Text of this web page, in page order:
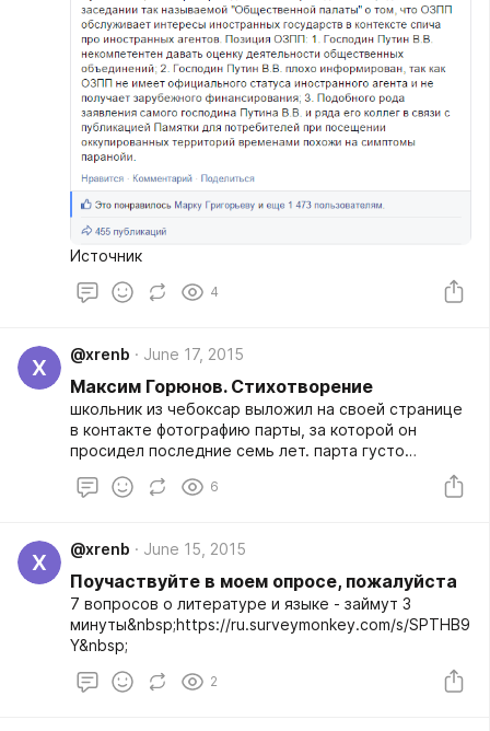
Источник
4
X
@xrenb June 17, 2015
Максим Горюнов. Стихотворение
школьник из чебоксар выложил на своей странице
в контакте фотографию парты, за которой он
просидел последние семь лет. парта густо
кавказскими и анти-семитскими лозунгами,
на четырёх углах перочинным ножом вырезаны
воровские звёзды, верхнюю сторону украшает
фраза - не верь, не бойся, не проси. чуть ниже
нарисованы повешенные на столбе директор и
завуч, профиль гитлера, автомат калашникова,
женские и мужские половые органы, шприцы,
мухоморы, мотоцикл, караван с афганским
6
X
@xrenb June 15, 2015
Поучаствуйте в моем опросе, пожалуйста
7 вопросов о литературе и языке - займут 3
минуты&nbsp;https://ru.surveymonkey.com/s/SPTHB9
Y&nbsp;
2